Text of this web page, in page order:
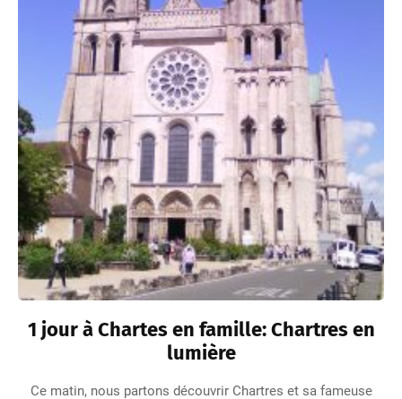
1 jour à Chartes en famille: Chartres en
lumière
Ce matin, nous partons découvrir Chartres et sa fameuse